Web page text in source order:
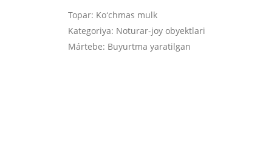
Topar: Koʻchmas mulk
Kategoriya: Noturar-joy obyektlari
Mártebe: Buyurtma yaratilgan